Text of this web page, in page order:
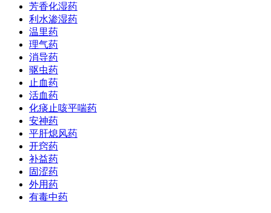
芳香化湿药
利水渗湿药
温里药
理气药
消导药
驱虫药
止血药
活血药
化痰止咳平喘药
安神药
平肝熄风药
开窍药
补益药
固涩药
外用药
有毒中药